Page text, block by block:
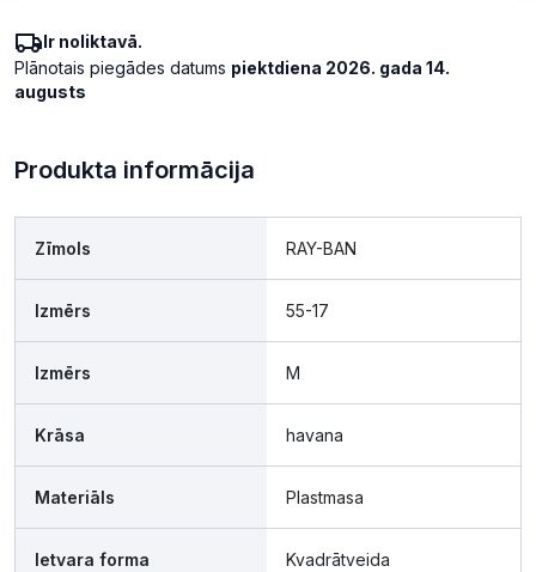
Ir noliktavā.
Plānotais piegādes datums piektdiena 2026. gada 14.
augusts
Produkta informācija
Zīmols RAY-BAN
Izmērs 55-17
Izmērs M
Krāsa havana
Materiāls Plastmasa
Ietvara forma Kvadrātveida